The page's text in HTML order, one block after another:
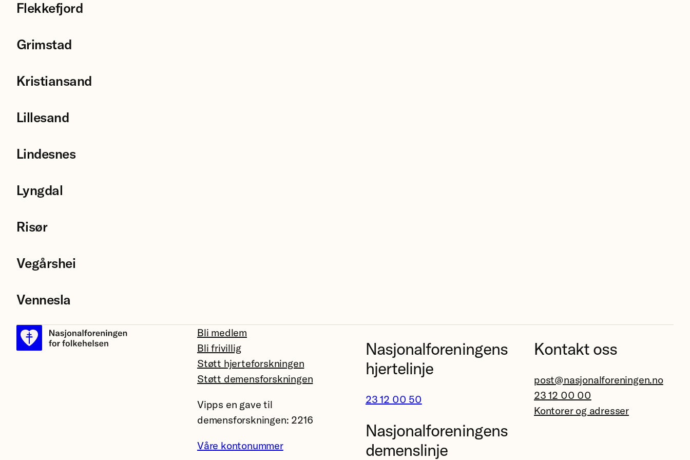
Flekkefjord
Grimstad
Kristiansand
Lillesand
Lindesnes
Lyngdal
Risør
Vegårshei
Vennesla
Bli medlem
Bli frivillig
Støtt hjerteforskningen
Støtt demensforskningen
Vipps en gave til
demensforskningen: 2216
Våre kontonummer
Nasjonalforeningens
hjertelinje
23 12 00 50
Nasjonalforeningens
demenslinje
Kontakt oss
post@nasjonalforeningen.no
23 12 00 00
Kontorer og adresser